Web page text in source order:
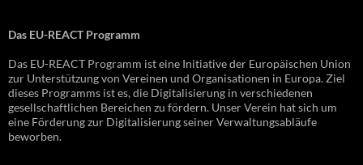
Das EU-REACT Programm
Das EU-REACT Programm ist eine Initiative der Europäischen Union
zur Unterstützung von Vereinen und Organisationen in Europa. Ziel
dieses Programms ist es, die Digitalisierung in verschiedenen
gesellschaftlichen Bereichen zu fördern. Unser Verein hat sich um
eine Förderung zur Digitalisierung seiner Verwaltungsabläufe
beworben.